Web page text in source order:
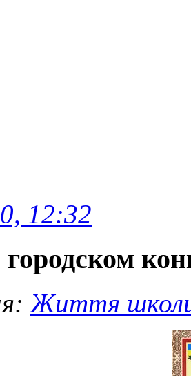
12:32
городском
Життя